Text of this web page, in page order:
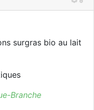
surgras bio au lait
Branche